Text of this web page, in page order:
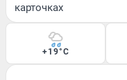
карточках
+19°C